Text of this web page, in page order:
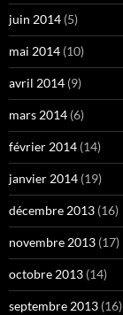
juin 2014 (5)
mai 2014 (10)
avril 2014 (9)
mars 2014 (6)
février 2014 (14)
janvier 2014 (19)
décembre 2013 (16)
novembre 2013 (17)
octobre 2013 (14)
septembre 2013 (16)